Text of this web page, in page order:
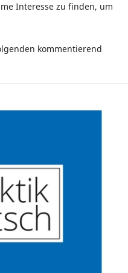
Interesse zu finden, um
kommentierend